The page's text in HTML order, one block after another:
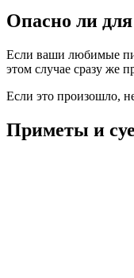
Опасно ли
Если ваши любимые
этом случае сразу же
Если это произошло,
Приметы и